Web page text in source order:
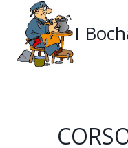
contenuto
I